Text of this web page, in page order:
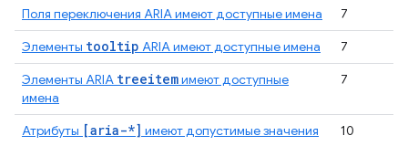
Поля переключения ARIA имеют доступные имена
7
Элементы tooltip ARIA имеют доступные имена
7
Элементы ARIA treeitemимеют доступные
имена
7
Атрибуты [aria-*] имеют допустимые значения
10